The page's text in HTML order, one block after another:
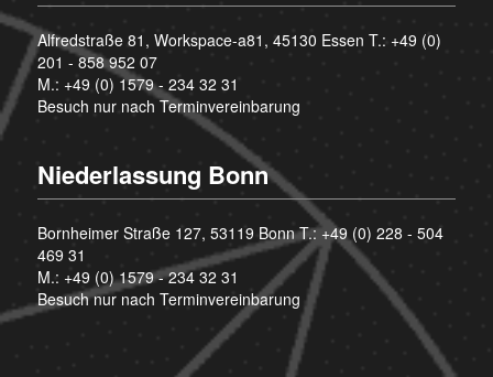
Alfredstraße 81, Workspace-a81, 45130 Essen T.: +49 (0)
201 - 858 952 07
M.: +49 (0) 1579 - 234 32 31
Besuch nur nach Terminvereinbarung
Niederlassung Bonn
Bornheimer Straße 127, 53119 Bonn T.:+49 (0) 228 - 504
469 31
M.: +49 (0) 1579 - 234 32 31
Besuch nur nach Terminvereinbarung